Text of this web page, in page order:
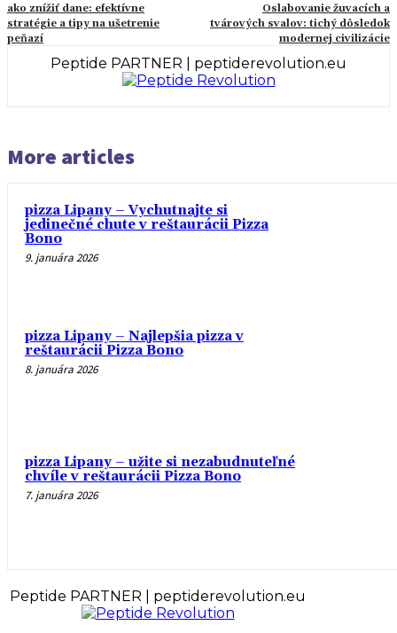
ako znížiť dane: efektívne
stratégie a tipy na ušetrenie
peňazí
Oslabovanie žuvacích a
tvárových svalov: tichý dôsledok
modernej civilizácie
Peptide PARTNER | peptiderevolution.eu
More articles
pizza Lipany – Vychutnajte si
jedinečné chute v reštaurácii Pizza
Bono
9. januára 2026
pizza Lipany – Najlepšia pizza v
reštaurácii Pizza Bono
8. januára 2026
pizza Lipany – užite si nezabudnuteľné
chvíle v reštaurácii Pizza Bono
7. januára 2026
Peptide PARTNER | peptiderevolution.eu